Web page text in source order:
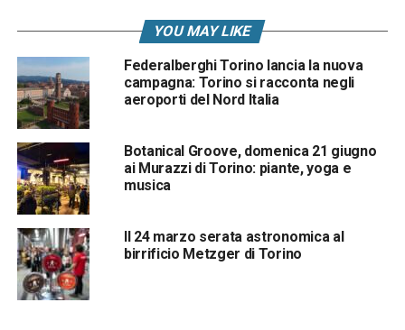
YOU MAY LIKE
Federalberghi Torino lancia la nuova
campagna: Torino si racconta negli
aeroporti del Nord Italia
Botanical Groove, domenica 21 giugno
ai Murazzi di Torino: piante, yoga e
musica
Il 24 marzo serata astronomica al
birrificio Metzger di Torino